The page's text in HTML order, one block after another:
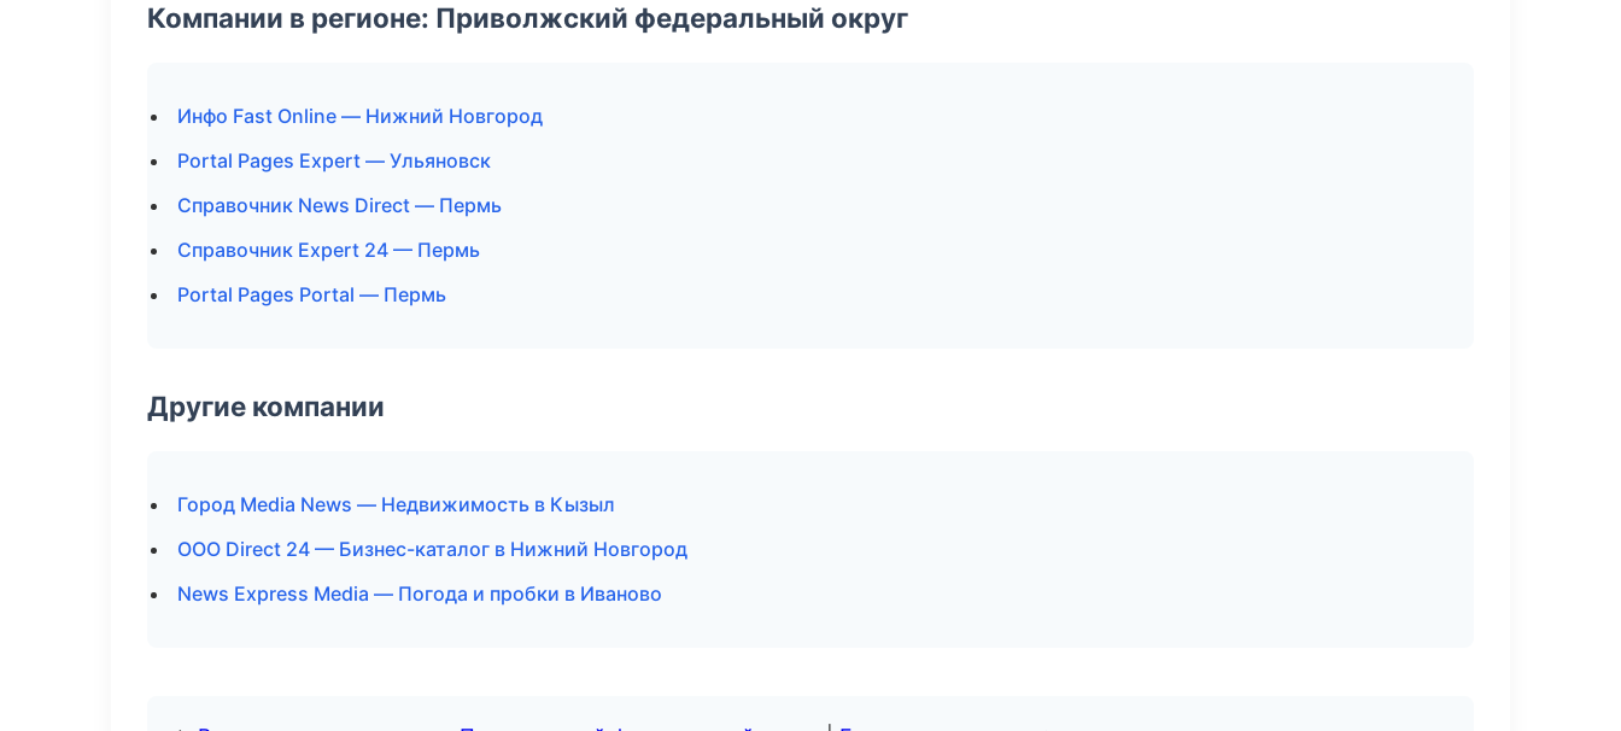
Компании в регионе: Приволжский федеральный округ
Инфо Fast Online — Нижний Новгород
Portal Pages Expert — Ульяновск
Справочник News Direct — Пермь
Справочник Expert 24 — Пермь
Portal Pages Portal — Пермь
Другие компании
Город Media News — Недвижимость в Кызыл
ООО Direct 24 — Бизнес-каталог в Нижний Новгород
News Express Media — Погода и пробки в Иваново